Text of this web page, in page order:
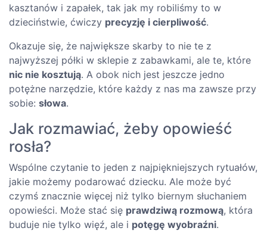
kasztanów i zapałek, tak jak my robiliśmy to w
dzieciństwie, ćwiczy precyzję i cierpliwość.
Okazuje się, że największe skarby to nie te z
najwyższej półki w sklepie z zabawkami, ale te, które
nic nie kosztują. A obok nich jest jeszcze jedno
potężne narzędzie, które każdy z nas ma zawsze przy
sobie: słowa.
Jak rozmawiać, żeby opowieść
rosła?
Wspólne czytanie to jeden z najpiękniejszych rytuałów,
jakie możemy podarować dziecku. Ale może być
czymś znacznie więcej niż tylko biernym słuchaniem
opowieści. Może stać się prawdziwą rozmową, która
buduje nie tylko więź, ale i potęgę wyobraźni.